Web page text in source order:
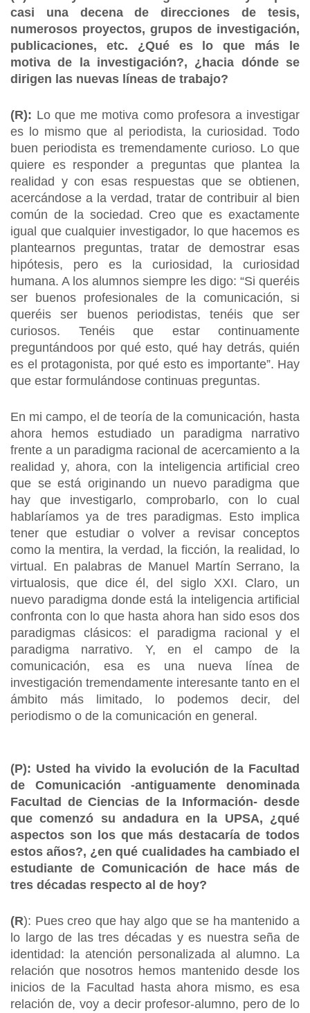
casi una decena de direcciones de tesis,
numerosos proyectos, grupos de investigación,
publicaciones, etc. ¿Qué es lo que más le
motiva de la investigación?, ¿hacia dónde se
dirigen las nuevas líneas de trabajo?
(R): Lo que me motiva como profesora a investigar
es lo mismo que al periodista, la curiosidad. Todo
buen periodista es tremendamente curioso. Lo que
quiere es responder a preguntas que plantea la
realidad y con esas respuestas que se obtienen,
acercándose a la verdad, tratar de contribuir al bien
común de la sociedad. Creo que es exactamente
igual que cualquier investigador, lo que hacemos es
plantearnos preguntas, tratar de demostrar esas
hipótesis, pero es la curiosidad, la curiosidad
humana. A los alumnos siempre les digo: “Si queréis
ser buenos profesionales de la comunicación, si
queréis ser buenos periodistas, tenéis que ser
curiosos. Tenéis que estar continuamente
preguntándoos por qué esto, qué hay detrás, quién
es el protagonista, por qué esto es importante”. Hay
que estar formulándose continuas preguntas.
En mi campo, el de teoría de la comunicación, hasta
ahora hemos estudiado un paradigma narrativo
frente a un paradigma racional de acercamiento a la
realidad y, ahora, con la inteligencia artificial creo
que se está originando un nuevo paradigma que
hay que investigarlo, comprobarlo, con lo cual
hablaríamos ya de tres paradigmas. Esto implica
tener que estudiar o volver a revisar conceptos
como la mentira, la verdad, la ficción, la realidad, lo
virtual. En palabras de Manuel Martín Serrano, la
virtualosis, que dice él, del siglo XXI. Claro, un
nuevo paradigma donde está la inteligencia artificial
confronta con lo que hasta ahora han sido esos dos
paradigmas clásicos: el paradigma racional y el
paradigma narrativo. Y, en el campo de la
comunicación, esa es una nueva línea de
investigación tremendamente interesante tanto en el
ámbito más limitado, lo podemos decir, del
periodismo o de la comunicación en general.
(P): Usted ha vivido la evolución de la Facultad
de Comunicación -antiguamente denominada
Facultad de Ciencias de la Información- desde
que comenzó su andadura en la UPSA, ¿qué
aspectos son los que más destacaría de todos
estos años?, ¿en qué cualidades ha cambiado el
estudiante de Comunicación de hace más de
tres décadas respecto al de hoy?
(R): Pues creo que hay algo que se ha mantenido a
lo largo de las tres décadas y es nuestra seña de
identidad: la atención personalizada al alumno. La
relación que nosotros hemos mantenido desde los
inicios de la Facultad hasta ahora mismo, es esa
relación de, voy a decir profesor-alumno, pero de lo